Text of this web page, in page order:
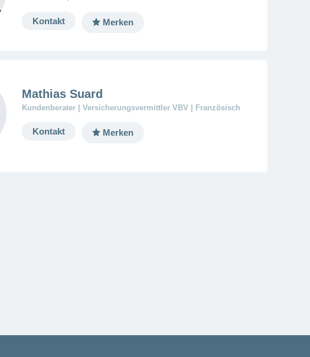
Kontakt Merken
Mathias Suard
Kundenberater | Versicherungsvermittler VBV | Französisch
Kontakt Merken